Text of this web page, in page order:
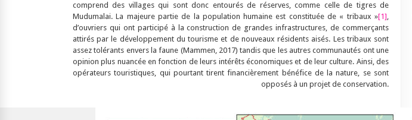
comprend des villages qui sont donc entourés de réserves, comme celle de tigres de
Mudumalai. La majeure partie de la population humaine est constituée de « tribaux »[1],
d’ouvriers qui ont participé à la construction de grandes infrastructures, de commerçants
attirés par le développement du tourisme et de nouveaux résidents aisés. Les tribaux sont
assez tolérants envers la faune (Mammen, 2017) tandis que les autres communautés ont une
opinion plus nuancée en fonction de leurs intérêts économiques et de leur culture. Ainsi, des
opérateurs touristiques, qui pourtant tirent financièrement bénéfice de la nature, se sont
opposés à un projet de conservation.